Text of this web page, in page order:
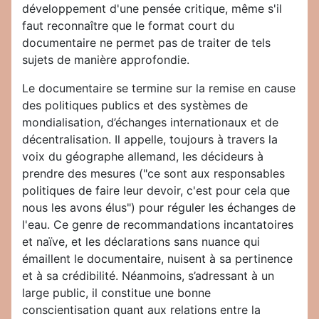
développement d'une pensée critique, même s'il
faut reconnaître que le format court du
documentaire ne permet pas de traiter de tels
sujets de manière approfondie.
Le documentaire se termine sur la remise en cause
des politiques publics et des systèmes de
mondialisation, d’échanges internationaux et de
décentralisation. Il appelle, toujours à travers la
voix du géographe allemand, les décideurs à
prendre des mesures ("ce sont aux responsables
politiques de faire leur devoir, c'est pour cela que
nous les avons élus") pour réguler les échanges de
l'eau. Ce genre de recommandations incantatoires
et naïve, et les déclarations sans nuance qui
émaillent le documentaire, nuisent à sa pertinence
et à sa crédibilité. Néanmoins, s’adressant à un
large public, il constitue une bonne
conscientisation quant aux relations entre la